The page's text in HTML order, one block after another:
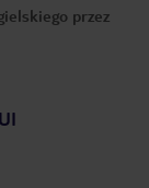
przez